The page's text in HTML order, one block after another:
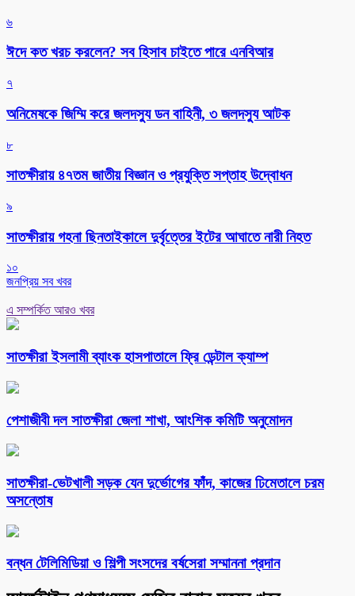
৬
ঈদে কত খরচ করলেন? সব হিসাব চাইতে পারে এনবিআর
৭
অনিমেষকে জিম্মি করে জলদস্যু ডন বাহিনী, ৩ জলদস্যু আটক
৮
সাতক্ষীরায় ৪৭তম জাতীয় বিজ্ঞান ও প্রযুক্তি সপ্তাহ উদ্বোধন
৯
সাতক্ষীরায় গহনা ছিনতাইকালে দুর্বৃত্তের ইটের আঘাতে নারী নিহত
১০
জনপ্রিয় সব খবর
এ সম্পর্কিত আরও খবর
সাতক্ষীরা ইসলামী ব্যাংক হাসপাতালে ফ্রি ডেন্টাল ক্যাম্প
পেশাজীবী দল সাতক্ষীরা জেলা শাখা, আংশিক কমিটি অনুমোদন
সাতক্ষীরা-ভেটখালী সড়ক যেন দুর্ভোগের ফাঁদ, কাজের ঢিমেতালে চরম
অসন্তোষ
বন্ধন টেলিমিডিয়া ও শিল্পী সংসদের বর্ষসেরা সম্মাননা প্রদান